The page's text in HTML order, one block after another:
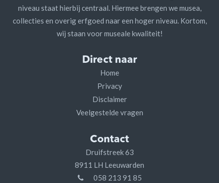
niveau staat hierbij centraal. Hiermee brengen we musea,
collecties en overig erfgoed naar een hoger niveau. Kortom,
wij staan voor museale kwaliteit!
Direct naar
Home
Privacy
Disclaimer
Veelgestelde vragen
Contact
Druifstreek 63
8911 LH Leeuwarden
058 213 91 85